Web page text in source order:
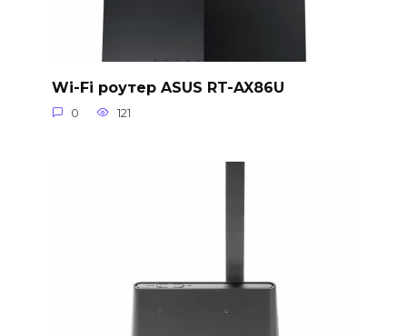
Wi-Fi роутер ASUS RT-AX86U
0 121